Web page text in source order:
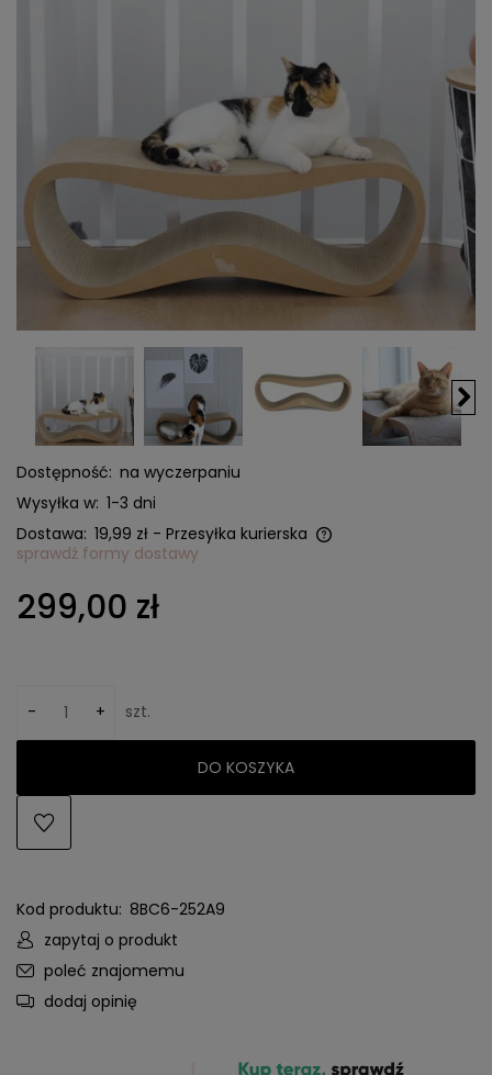
Dostępność: na wyczerpaniu
Wysyłka w: 1-3 dni
Dostawa: 19,99 zł - Przesyłka kurierska
Cena nie zawiera ewentualnych kosztów płatności
sprawdź formy dostawy
299,00 zł
- + szt.
DO KOSZYKA
Kod produktu: 8BC6-252A9
zapytaj o produkt
poleć znajomemu
dodaj opinię